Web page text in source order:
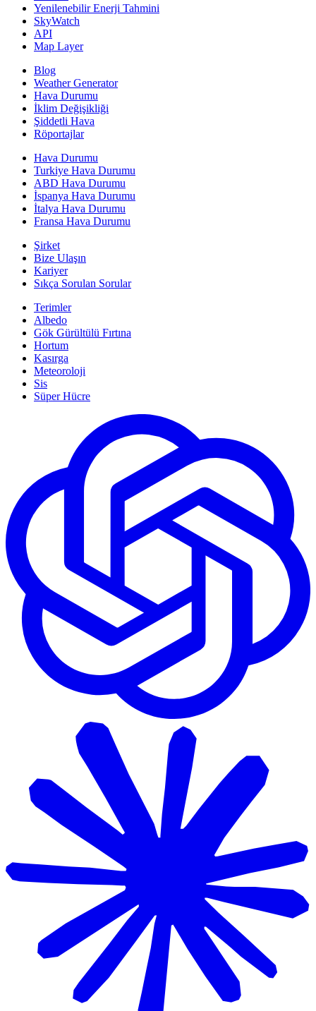
Yenilenebilir Enerji Tahmini
SkyWatch
API
Map Layer
Blog
Weather Generator
Hava Durumu
İklim Değişikliği
Şiddetli Hava
Röportajlar
Hava Durumu
Turkiye Hava Durumu
ABD Hava Durumu
İspanya Hava Durumu
İtalya Hava Durumu
Fransa Hava Durumu
Şirket
Bize Ulaşın
Kariyer
Sıkça Sorulan Sorular
Terimler
Albedo
Gök Gürültülü Fırtına
Hortum
Kasırga
Meteoroloji
Sis
Süper Hücre